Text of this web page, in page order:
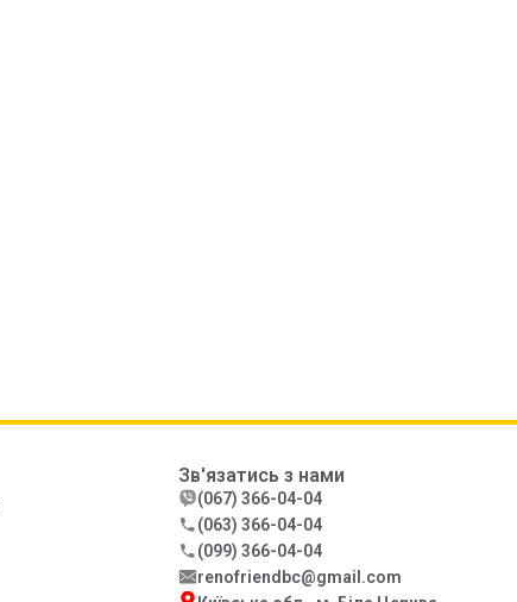
Зв'язатись з нами
(067) 366-04-04
(063) 366-04-04
(099) 366-04-04
renofriendbc@gmail.com